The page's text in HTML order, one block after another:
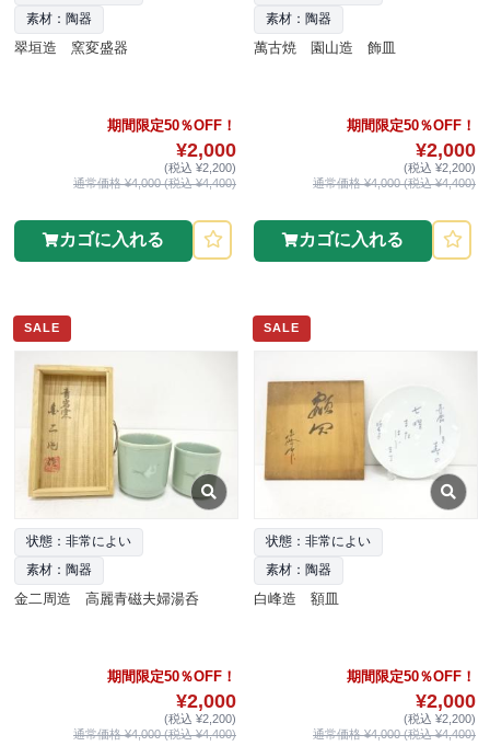
素材：陶器
翠垣造 窯変盛器
期間限定50％OFF！
¥2,000
(税込 ¥2,200)
通常価格 ¥4,000 (税込 ¥4,400)
カゴに入れる
素材：陶器
萬古焼 園山造 飾皿
期間限定50％OFF！
¥2,000
(税込 ¥2,200)
通常価格 ¥4,000 (税込 ¥4,400)
カゴに入れる
SALE
状態：非常によい
素材：陶器
金二周造 高麗青磁夫婦湯呑
期間限定50％OFF！
¥2,000
(税込 ¥2,200)
通常価格 ¥4,000 (税込 ¥4,400)
SALE
状態：非常によい
素材：陶器
白峰造 額皿
期間限定50％OFF！
¥2,000
(税込 ¥2,200)
通常価格 ¥4,000 (税込 ¥4,400)